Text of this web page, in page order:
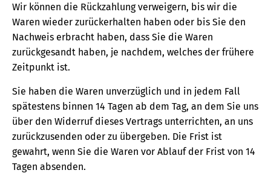
Wir können die Rückzahlung verweigern, bis wir die
Waren wieder zurückerhalten haben oder bis Sie den
Nachweis erbracht haben, dass Sie die Waren
zurückgesandt haben, je nachdem, welches der frühere
Zeitpunkt ist.
Sie haben die Waren unverzüglich und in jedem Fall
spätestens binnen 14 Tagen ab dem Tag, an dem Sie uns
über den Widerruf dieses Vertrags unterrichten, an uns
zurückzusenden oder zu übergeben. Die Frist ist
gewahrt, wenn Sie die Waren vor Ablauf der Frist von 14
Tagen absenden.